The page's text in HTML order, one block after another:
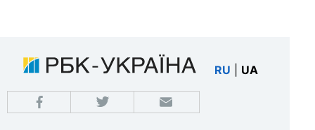
RU UA